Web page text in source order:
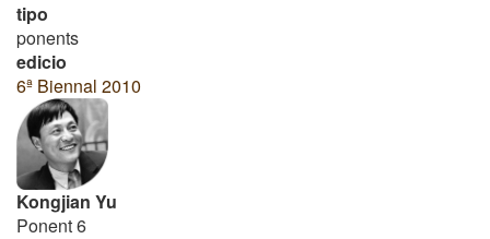
tipo
ponents
edicio
6ª Biennal 2010
Kongjian Yu
Ponent 6